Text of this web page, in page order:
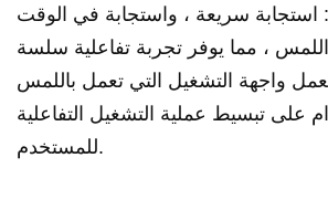
استجابة سريعة ، واستجابة في الوقت
واجهة التشغيل التي تعمل باللمس
على تبسيط عملية التشغيل التفاعلية
للمستخدم.